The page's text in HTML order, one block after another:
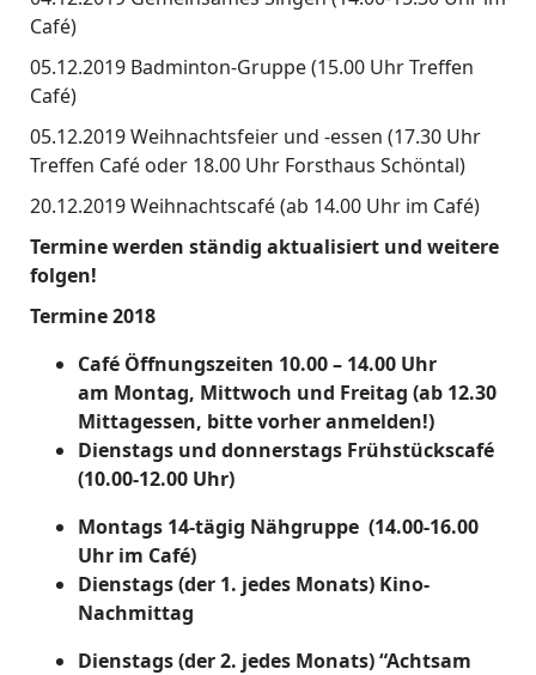
Café)
05.12.2019 Badminton-Gruppe (15.00 Uhr Treffen
Café)
05.12.2019 Weihnachtsfeier und -essen (17.30 Uhr
Treffen Café oder 18.00 Uhr Forsthaus Schöntal)
20.12.2019 Weihnachtscafé (ab 14.00 Uhr im Café)
Termine werden ständig aktualisiert und weitere
folgen!
Termine 2018
Café Öffnungszeiten 10.00 – 14.00 Uhr
am Montag, Mittwoch und Freitag (ab 12.30
Mittagessen, bitte vorher anmelden!)
Dienstags und donnerstags Frühstückscafé
(10.00-12.00 Uhr)
Montags 14-tägig Nähgruppe (14.00-16.00
Uhr im Café)
Dienstags (der 1. jedes Monats) Kino-
Nachmittag
Dienstags (der 2. jedes Monats) “Achtsam